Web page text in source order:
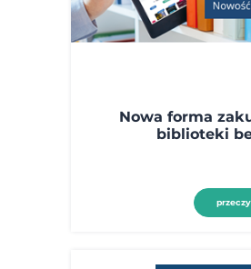
Nowa forma
biblioteki